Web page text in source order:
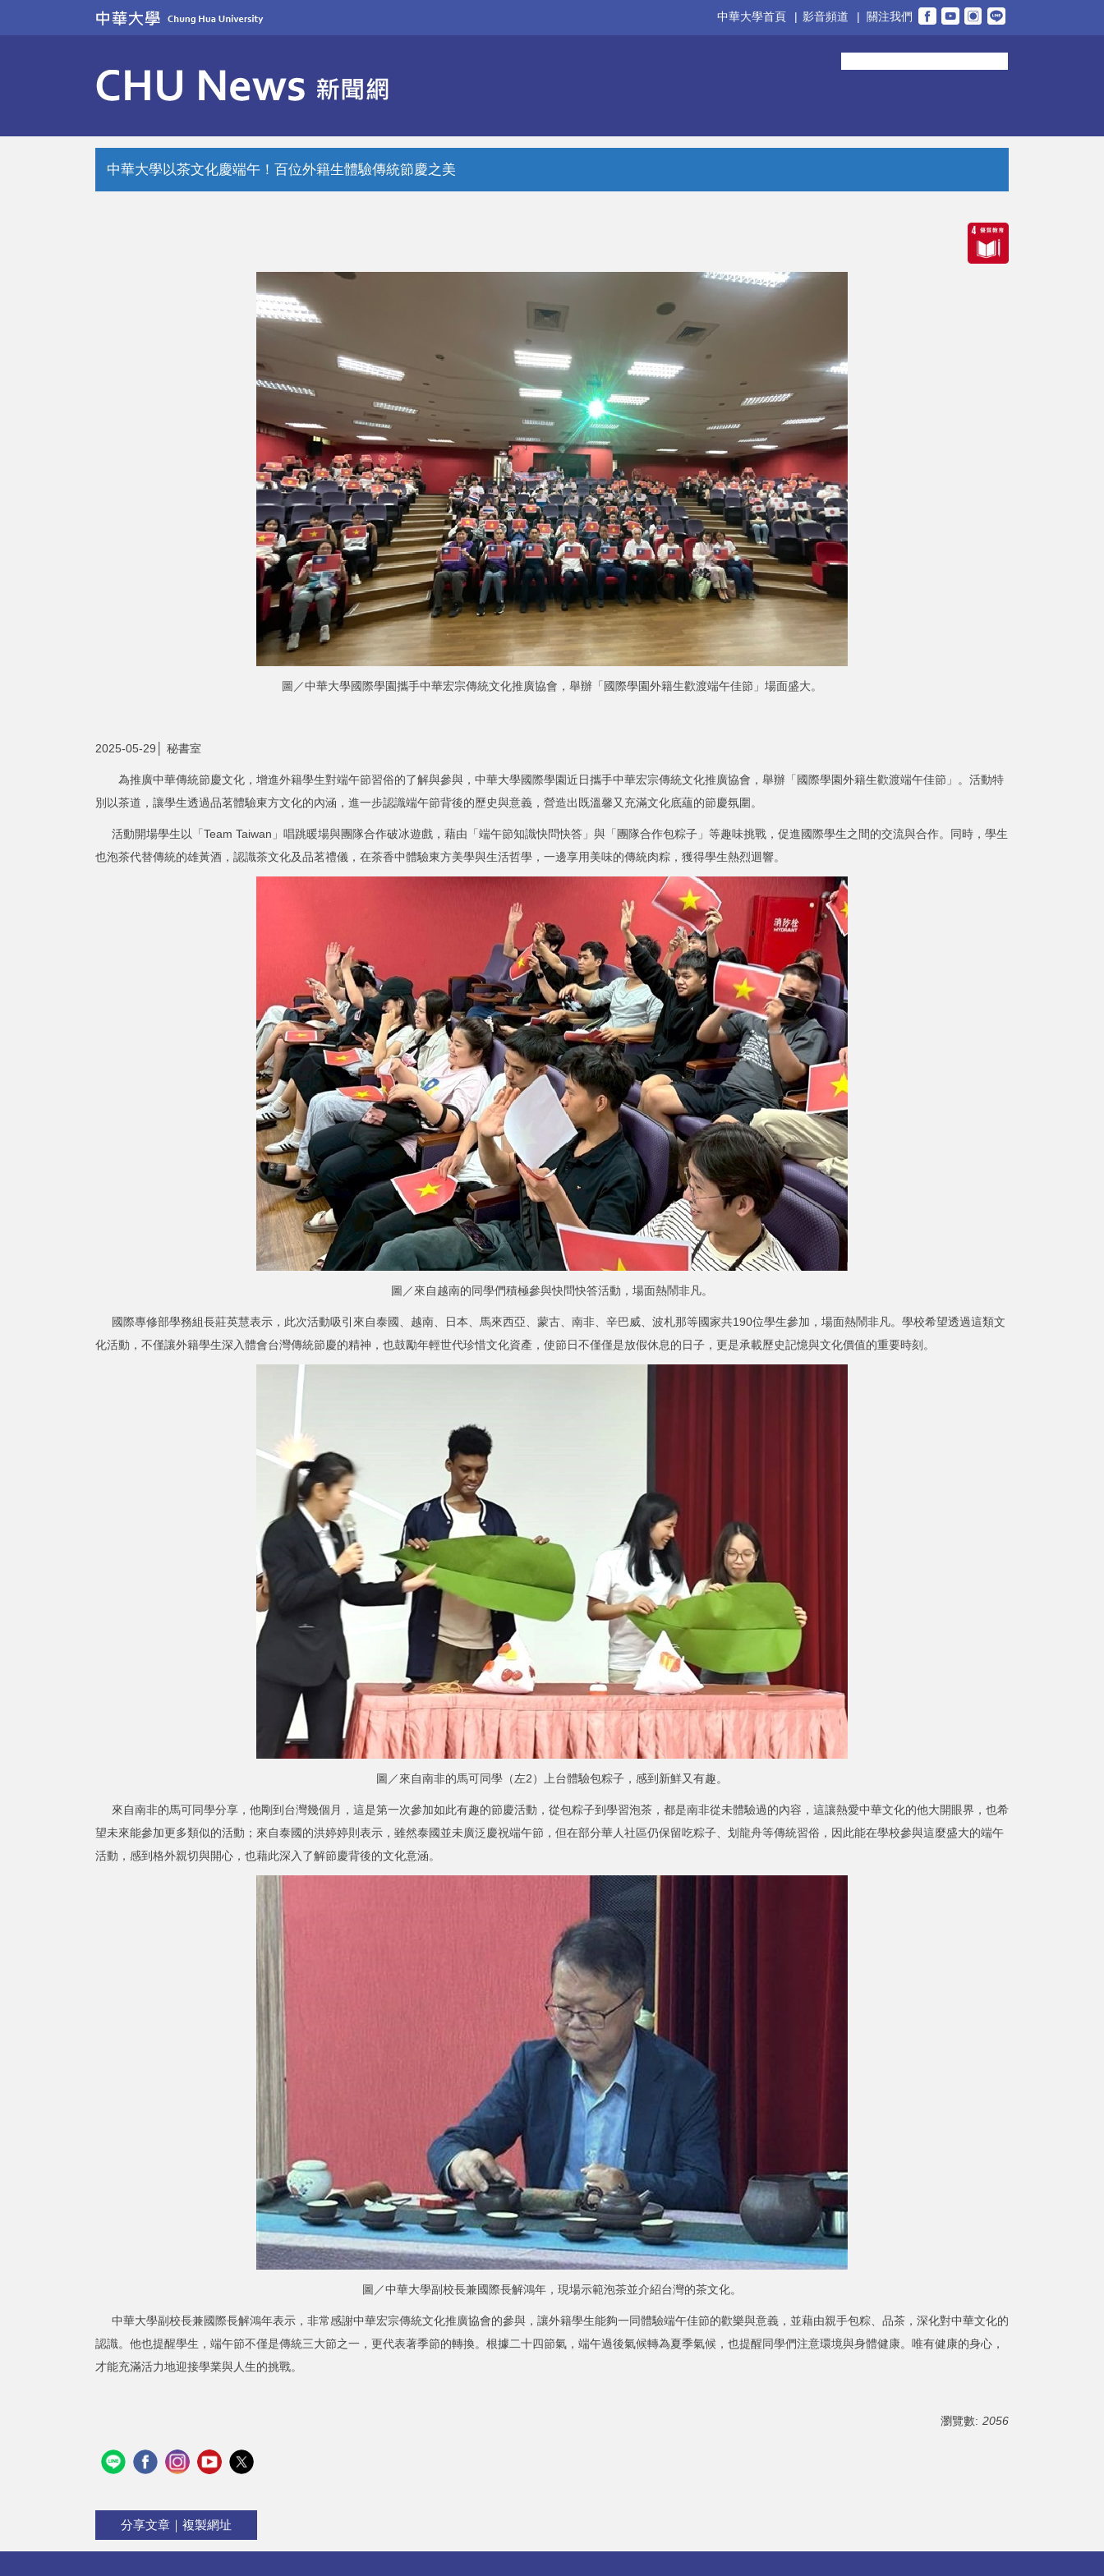
中華大學首頁 | 影音頻道 | 關注我們
中華大學以茶文化慶端午！百位外籍生體驗傳統節慶之美
圖／中華大學國際學園攜手中華宏宗傳統文化推廣協會，舉辦「國際學園外籍生歡渡端午佳節」場面盛大。
2025-05-29│ 秘書室
為推廣中華傳統節慶文化，增進外籍學生對端午節習俗的了解與參與，中華大學國際學園近日攜手中華宏宗傳統文化推廣協會，舉辦「國際學園外籍生歡渡端午佳節」。活動特
別以茶道，讓學生透過品茗體驗東方文化的內涵，進一步認識端午節背後的歷史與意義，營造出既溫馨又充滿文化底蘊的節慶氛圍。
活動開場學生以「Team Taiwan」唱跳暖場與團隊合作破冰遊戲，藉由「端午節知識快問快答」與「團隊合作包粽子」等趣味挑戰，促進國際學生之間的交流與合作。同時，學生
也泡茶代替傳統的雄黃酒，認識茶文化及品茗禮儀，在茶香中體驗東方美學與生活哲學，一邊享用美味的傳統肉粽，獲得學生熱烈迴響。
圖／來自越南的同學們積極參與快問快答活動，場面熱鬧非凡。
國際專修部學務組長莊英慧表示，此次活動吸引來自泰國、越南、日本、馬來西亞、蒙古、南非、辛巴威、波札那等國家共190位學生參加，場面熱鬧非凡。學校希望透過這類文
化活動，不僅讓外籍學生深入體會台灣傳統節慶的精神，也鼓勵年輕世代珍惜文化資產，使節日不僅僅是放假休息的日子，更是承載歷史記憶與文化價值的重要時刻。
圖／來自南非的馬可同學（左2）上台體驗包粽子，感到新鮮又有趣。
來自南非的馬可同學分享，他剛到台灣幾個月，這是第一次參加如此有趣的節慶活動，從包粽子到學習泡茶，都是南非從未體驗過的內容，這讓熱愛中華文化的他大開眼界，也希
望未來能參加更多類似的活動；來自泰國的洪婷婷則表示，雖然泰國並未廣泛慶祝端午節，但在部分華人社區仍保留吃粽子、划龍舟等傳統習俗，因此能在學校參與這麼盛大的端午
活動，感到格外親切與開心，也藉此深入了解節慶背後的文化意涵。
圖／中華大學副校長兼國際長解鴻年，現場示範泡茶並介紹台灣的茶文化。
中華大學副校長兼國際長解鴻年表示，非常感謝中華宏宗傳統文化推廣協會的參與，讓外籍學生能夠一同體驗端午佳節的歡樂與意義，並藉由親手包粽、品茶，深化對中華文化的
認識。他也提醒學生，端午節不僅是傳統三大節之一，更代表著季節的轉換。根據二十四節氣，端午過後氣候轉為夏季氣候，也提醒同學們注意環境與身體健康。唯有健康的身心，
才能充滿活力地迎接學業與人生的挑戰。
瀏覽數: 2056
分享文章｜複製網址